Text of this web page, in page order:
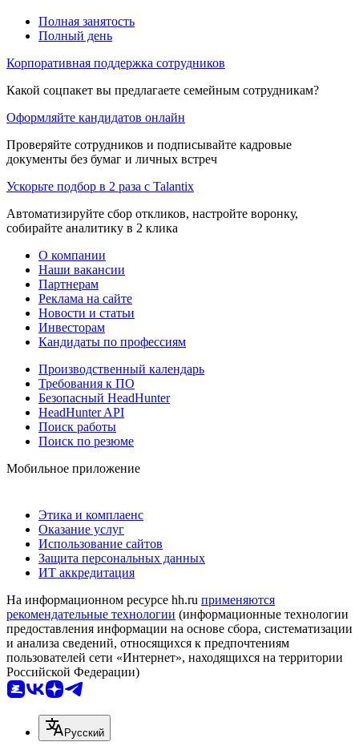
Полная занятость
Полный день
Корпоративная поддержка сотрудников
Какой соцпакет вы предлагаете семейным сотрудникам?
Оформляйте кандидатов онлайн
Проверяйте сотрудников и подписывайте кадровые
документы без бумаг и личных встреч
Ускорьте подбор в 2 раза с Talantix
Автоматизируйте сбор откликов, настройте воронку,
собирайте аналитику в 2 клика
О компании
Наши вакансии
Партнерам
Реклама на сайте
Новости и статьи
Инвесторам
Кандидаты по профессиям
Производственный календарь
Требования к ПО
Безопасный HeadHunter
HeadHunter API
Поиск работы
Поиск по резюме
Мобильное приложение
Этика и комплаенс
Оказание услуг
Использование сайтов
Защита персональных данных
ИТ аккредитация
На информационном ресурсе hh.ru применяются
рекомендательные технологии (информационные технологии
предоставления информации на основе сбора, систематизации
и анализа сведений, относящихся к предпочтениям
пользователей сети «Интернет», находящихся на территории
Российской Федерации)
Русский